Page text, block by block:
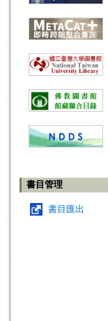
書目管理
書目匯出